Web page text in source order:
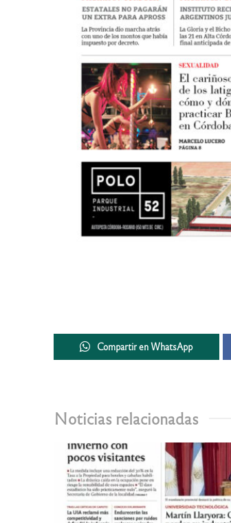
Compartir en WhatsApp
Noticias relacionadas